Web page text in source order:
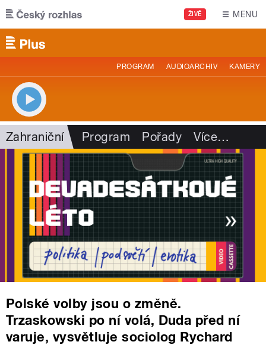
Přejít k hlavnímu obsahu
ŽIVĚ MENU
PROGRAM AUDIOARCHIV KAMERY
Zahraniční Program Pořady Více…
Polské volby jsou o změně.
Trzaskowski po ní volá, Duda před ní
varuje, vysvětluje sociolog Rychard